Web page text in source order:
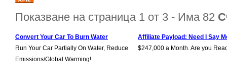
Показване на страница 1 от 3 - Има 82
Convert Your Car To Burn Water
Run Your Car Partially On Water, Reduce
Emissions/Global Warming!
Affiliate Payload: Need I Say
$247,000 a Month. Are you